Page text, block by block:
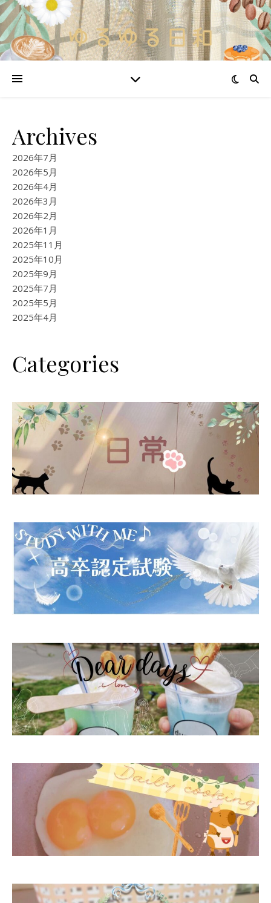
Archives
2026年7月
2026年5月
2026年4月
2026年3月
2026年2月
2026年1月
2025年11月
2025年10月
2025年9月
2025年7月
2025年5月
2025年4月
Categories